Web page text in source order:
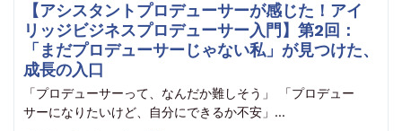
【アシスタントプロデューサーが感じた！アイ
リッジビジネスプロデューサー入門】第2回：
「まだプロデューサーじゃない私」が見つけた、
成長の入口
「プロデューサーって、なんだか難しそう」 「プロデュー
サーになりたいけど、自分にできるか不安」…